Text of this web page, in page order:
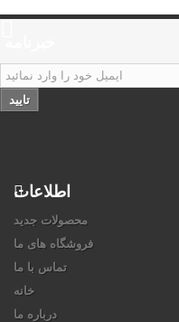
تایید
اطلاعات
محصولات جدید
فروشگاه های ما
تماس با ما
خانه
درباره ما